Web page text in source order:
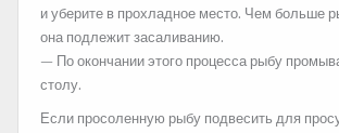
и уберите в прохладное место. Чем больше
она подлежит засаливанию.
— По окончании этого процесса рыбу
столу.
Если просоленную рыбу подвесить для